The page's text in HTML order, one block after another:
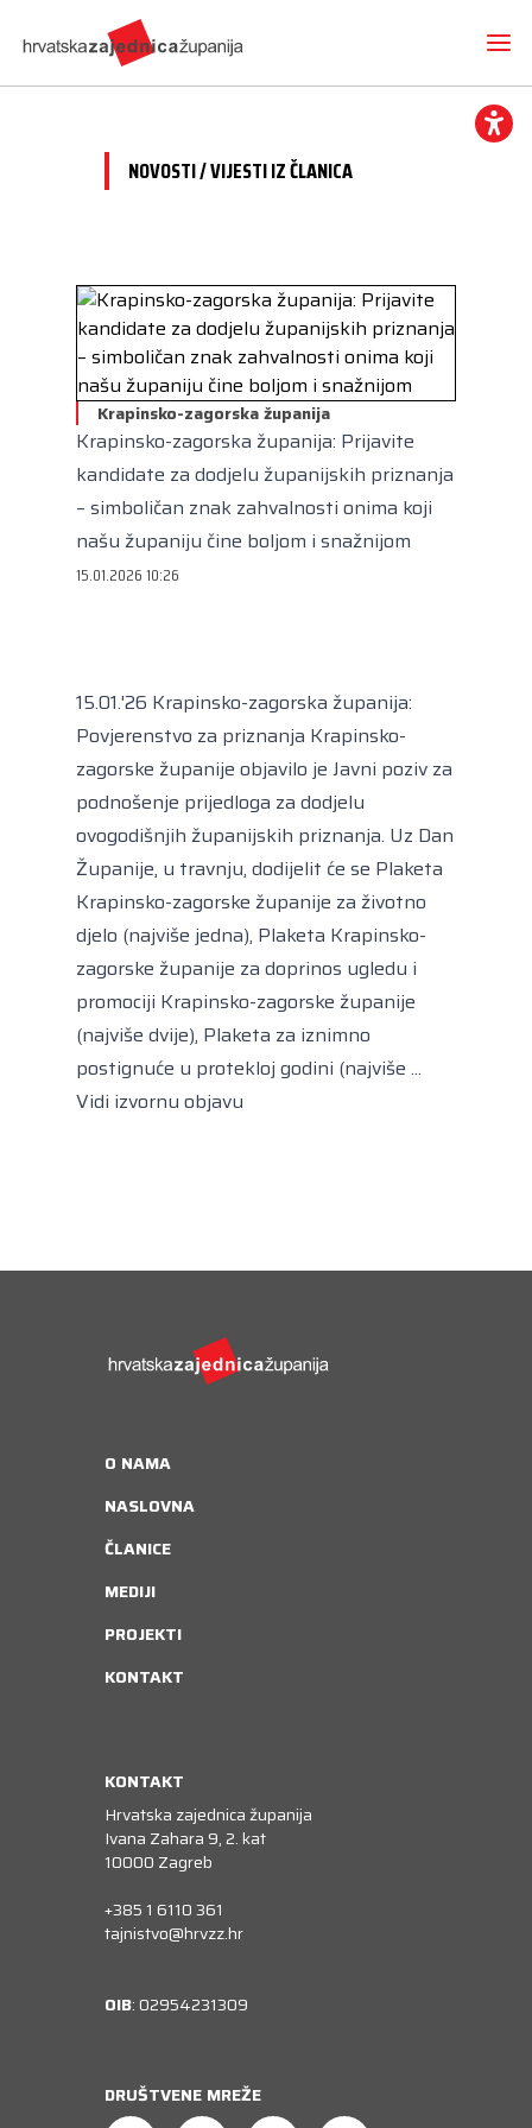
Novosti
Hrvatska zajednica županija
Vijesti iz članica
O nama
Dokumenti
Imenovanja
Predsjednik
Potpredsjednik
Članice
Radne skupine
Mediji
Projekti
Otvoreni proračun
Volim svoju županiju
Kuharica
Međunarodna suradnja
CEMR
Europski projekti
Kongres lokalnih i regionalnih vlasti Vijeća
Europe
Kontakt
NOVOSTI / VIJESTI IZ ČLANICA
Krapinsko-zagorska županija
Krapinsko-zagorska županija: Prijavite
kandidate za dodjelu županijskih priznanja
– simboličan znak zahvalnosti onima koji
našu županiju čine boljom i snažnijom
15.01.2026 10:26
15.01.'26 Krapinsko-zagorska županija:
Povjerenstvo za priznanja Krapinsko-
zagorske županije objavilo je Javni poziv za
podnošenje prijedloga za dodjelu
ovogodišnjih županijskih priznanja. Uz Dan
Županije, u travnju, dodijelit će se Plaketa
Krapinsko-zagorske županije za životno
djelo (najviše jedna), Plaketa Krapinsko-
zagorske županije za doprinos ugledu i
promociji Krapinsko-zagorske županije
(najviše dvije), Plaketa za iznimno
postignuće u protekloj godini (najviše ...
Vidi izvornu objavu
O NAMA
NASLOVNA
ČLANICE
MEDIJI
PROJEKTI
KONTAKT
KONTAKT
Hrvatska zajednica županija
Ivana Zahara 9, 2. kat
10000 Zagreb
+385 1 6110 361
tajnistvo@hrvzz.hr
OIB: 02954231309
DRUŠTVENE MREŽE